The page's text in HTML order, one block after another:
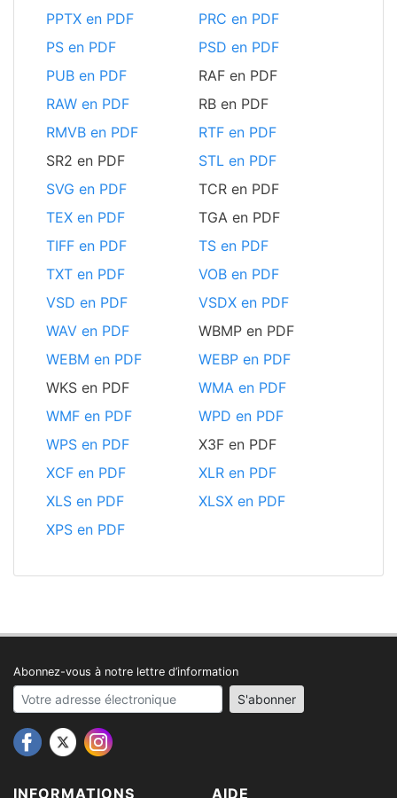
PPTX en PDF
PRC en PDF
PS en PDF
PSD en PDF
PUB en PDF
RAF en PDF
RAW en PDF
RB en PDF
RMVB en PDF
RTF en PDF
SR2 en PDF
STL en PDF
SVG en PDF
TCR en PDF
TEX en PDF
TGA en PDF
TIFF en PDF
TS en PDF
TXT en PDF
VOB en PDF
VSD en PDF
VSDX en PDF
WAV en PDF
WBMP en PDF
WEBM en PDF
WEBP en PDF
WKS en PDF
WMA en PDF
WMF en PDF
WPD en PDF
WPS en PDF
X3F en PDF
XCF en PDF
XLR en PDF
XLS en PDF
XLSX en PDF
XPS en PDF
INFORMATIONS AIDE
Abonnez-vous à notre lettre d’information
Your email address S'abonner